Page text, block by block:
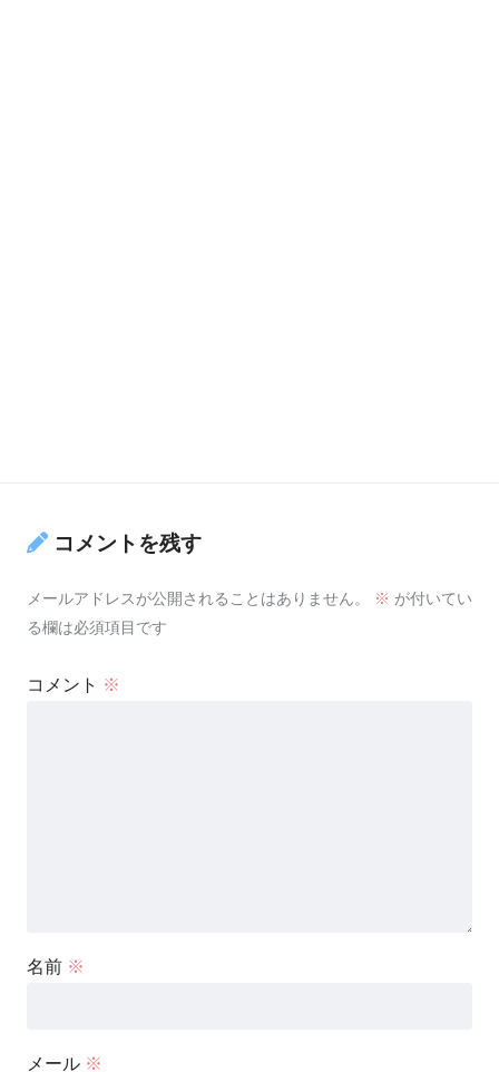
コメントを残す
メールアドレスが公開されることはありません。 ※ が付いてい
る欄は必須項目です
コメント ※
名前 ※
メール ※